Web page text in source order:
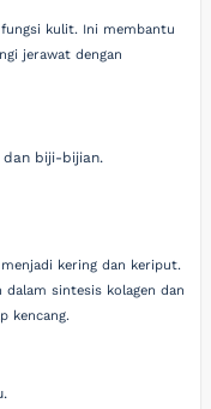
kulit. Ini membantu
jerawat dengan
dan biji-bijian.
kering dan keriput.
sintesis kolagen dan
kencang.